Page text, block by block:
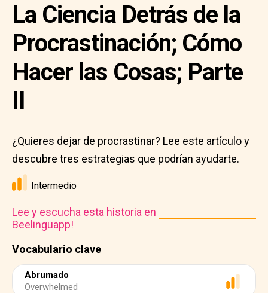
Vocabulario clave
Abrumado
Overwhelmed
La Ciencia Detrás de la
Procrastinación; Cómo
Hacer las Cosas; Parte
II
¿Quieres dejar de procrastinar? Lee este artículo y
descubre tres estrategias que podrían ayudarte.
Intermedio
Lee y escucha esta historia en
Beelinguapp!